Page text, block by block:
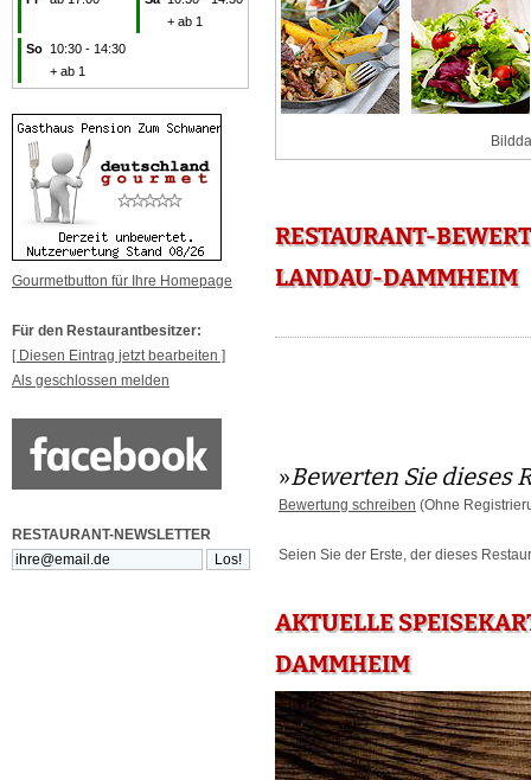
+ ab 1
So 10:30 - 14:30
+ ab 1
Gourmetbutton für Ihre Homepage
Für den Restaurantbesitzer:
[ Diesen Eintrag jetzt bearbeiten ]
Als geschlossen melden
RESTAURANT-NEWSLETTER
RESTAURANT-
LANDAU-DAMMHEIM
»Bewerten Sie dieses
Bewertung schreiben (Ohne
Seien Sie der Erste, der dieses
AKTUELLE
DAMMHEIM